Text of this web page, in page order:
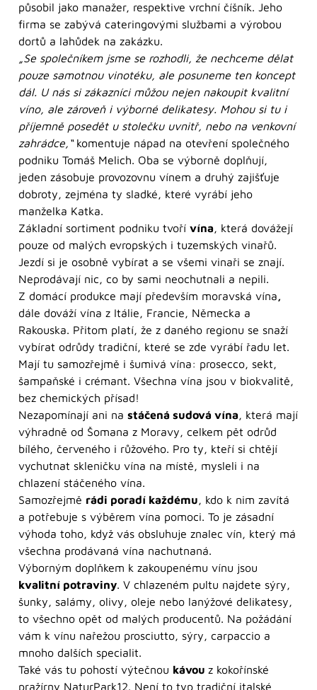
působil jako manažer, respektive vrchní číšník. Jeho
firma se zabývá cateringovými službami a výrobou
dortů a lahůdek na zakázku.
„Se společníkem jsme se rozhodli, že nechceme dělat
pouze samotnou vinotéku, ale posuneme ten koncept
dál. U nás si zákazníci můžou nejen nakoupit kvalitní
víno, ale zároveň i výborné delikatesy. Mohou si tu i
příjemně posedět u stolečku uvnitř, nebo na venkovní
zahrádce,“ komentuje nápad na otevření společného
podniku Tomáš Melich. Oba se výborně doplňují,
jeden zásobuje provozovnu vínem a druhý zajišťuje
dobroty, zejména ty sladké, které vyrábí jeho
manželka Katka.
Základní sortiment podniku tvoří vína, která dovážejí
pouze od malých evropských i tuzemských vinařů.
Jezdí si je osobně vybírat a se všemi vinaři se znají.
Neprodávají nic, co by sami neochutnali a nepili.
Z domácí produkce mají především moravská vína,
dále dováží vína z Itálie, Francie, Německa a
Rakouska. Přitom platí, že z daného regionu se snaží
vybírat odrůdy tradiční, které se zde vyrábí řadu let.
Mají tu samozřejmě i šumivá vína: prosecco, sekt,
šampaňské i crémant. Všechna vína jsou v biokvalitě,
bez chemických přísad!
Nezapomínají ani na stáčená sudová vína, která mají
výhradně od Šomana z Moravy, celkem pět odrůd
bílého, červeného i růžového. Pro ty, kteří si chtějí
vychutnat skleničku vína na místě, mysleli i na
chlazení stáčeného vína.
Samozřejmě rádi poradí každému, kdo k nim zavítá
a potřebuje s výběrem vína pomoci. To je zásadní
výhoda toho, když vás obsluhuje znalec vín, který má
všechna prodávaná vína nachutnaná.
Výborným doplňkem k zakoupenému vínu jsou
kvalitní potraviny. V chlazeném pultu najdete sýry,
šunky, salámy, olivy, oleje nebo lanýžové delikatesy,
to všechno opět od malých producentů. Na požádání
vám k vínu nařežou prosciutto, sýry, carpaccio a
mnoho dalších specialit.
Také vás tu pohostí výtečnou kávou z kokořínské
pražírny NaturPark12. Není to typ tradiční italské